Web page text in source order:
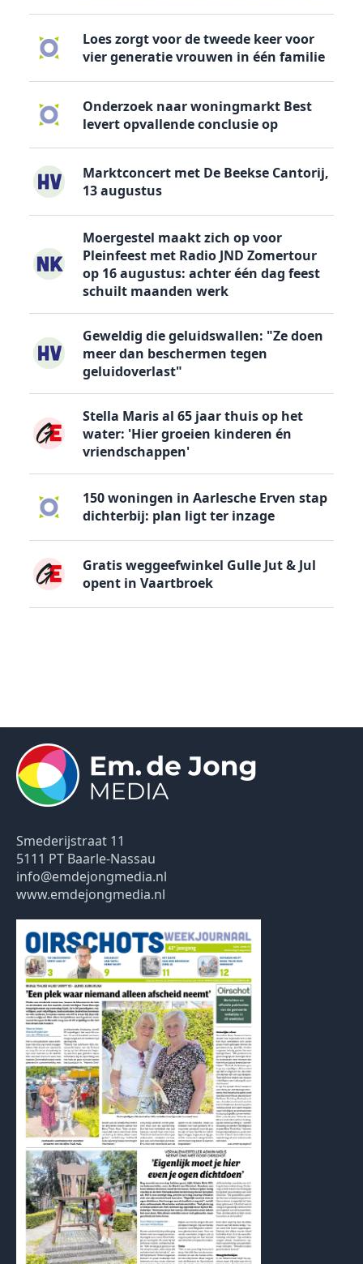
Loes zorgt voor de tweede keer voor
vier generatie vrouwen in één familie
Onderzoek naar woningmarkt Best
levert opvallende conclusie op
Marktconcert met De Beekse Cantorij,
13 augustus
Moergestel maakt zich op voor
Pleinfeest met Radio JND Zomertour
op 16 augustus: achter één dag feest
schuilt maanden werk
Geweldig die geluidswallen: "Ze doen
meer dan beschermen tegen
geluidoverlast"
Stella Maris al 65 jaar thuis op het
water: 'Hier groeien kinderen én
vriendschappen'
150 woningen in Aarlesche Erven stap
dichterbij: plan ligt ter inzage
Gratis weggeefwinkel Gulle Jut & Jul
opent in Vaartbroek
Smederijstraat 11
5111 PT Baarle-Nassau
info@emdejongmedia.nl
www.emdejongmedia.nl